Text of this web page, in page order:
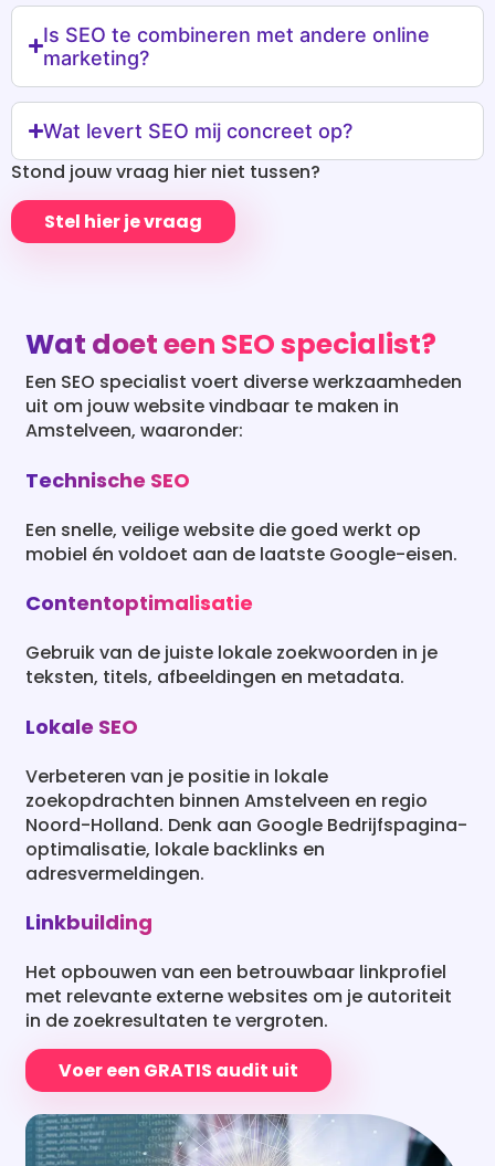
Is SEO te combineren met andere online
marketing?
Wat levert SEO mij concreet op?
Stond jouw vraag hier niet tussen?
Stel hier je vraag
Wat doet een SEO specialist?
Een SEO specialist voert diverse werkzaamheden
uit om jouw website vindbaar te maken in
Amstelveen, waaronder:
Technische SEO
Een snelle, veilige website die goed werkt op
mobiel én voldoet aan de laatste Google-eisen.
Contentoptimalisatie
Gebruik van de juiste lokale zoekwoorden in je
teksten, titels, afbeeldingen en metadata.
Lokale SEO
Verbeteren van je positie in lokale
zoekopdrachten binnen Amstelveen en regio
Noord-Holland. Denk aan Google Bedrijfspagina-
optimalisatie, lokale backlinks en
adresvermeldingen.
Linkbuilding
Het opbouwen van een betrouwbaar linkprofiel
met relevante externe websites om je autoriteit
in de zoekresultaten te vergroten.
Voer een GRATIS audit uit